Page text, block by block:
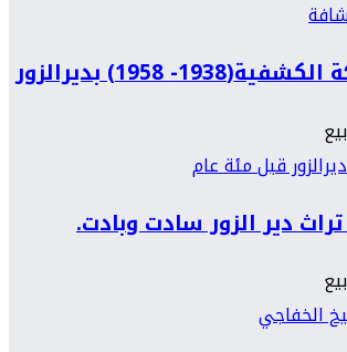
1958) بديرالزور
دير الزور سادت وبادت.